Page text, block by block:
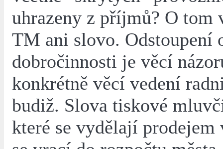
uhrazeny z příjmů? O tom
TM ani slovo. Odstoupení
dobročinnosti je věcí
konkrétně věcí vedení
budiž. Slova tiskové
které se vydělají prodejem